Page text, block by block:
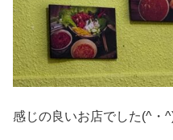
感じの良いお店でした(^・